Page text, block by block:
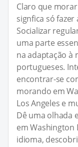
Claro que
signfica só
Socializar
uma parte
na adaptação à
portugueses.
encontrar-se
morando em
Los Angeles e
Dê uma olhada
em Washington
idioma,